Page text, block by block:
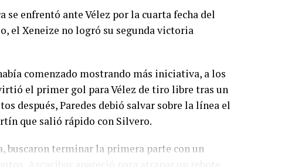
se enfrentó ante Vélez por la cuarta fecha del
el Xeneize no logró su segunda victoria
comenzado mostrando más iniciativa, a los
el primer gol para Vélez de tiro libre tras un
después, Paredes debió salvar sobre la línea el
que salió rápido con Silvero.
buscaron terminar la primera parte con un